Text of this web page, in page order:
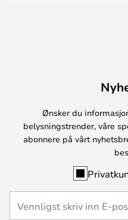
Ønsker du
belysningstrender, våre
abonnere på vårt